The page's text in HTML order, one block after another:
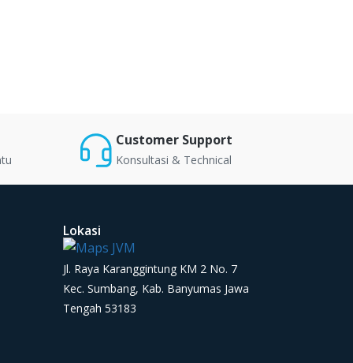
Customer Support
Konsultasi & Technical
Lokasi
Jl. Raya Karanggintung KM 2 No. 7
Kec. Sumbang, Kab. Banyumas Jawa
Tengah 53183